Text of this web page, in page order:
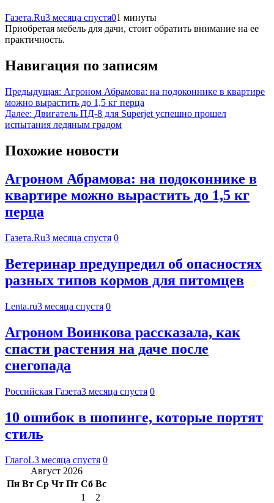
Газета.Ru3 месяца спустя01 минуты
Приобретая мебель для дачи, стоит обратить внимание на ее
практичность.
Навигация по записям
Предыдущая: Агроном Абрамова: на подоконнике в квартире
можно вырастить до 1,5 кг перца
Далее: Двигатель ПД-8 для Superjet успешно прошел
испытания ледяным градом
Похожие новости
Агроном Абрамова: на подоконнике в
квартире можно вырастить до 1,5 кг
перца
Газета.Ru3 месяца спустя 0
Ветеринар предупредил об опасностях
разных типов кормов для питомцев
Lenta.ru3 месяца спустя 0
Агроном Воинкова рассказала, как
спасти растения на даче после
снегопада
Российская Газета3 месяца спустя 0
10 ошибок в шопинге, которые портят
стиль
ГлагоL3 месяца спустя 0
Август 2026
Пн Вт Ср Чт Пт Сб Вс
1
2